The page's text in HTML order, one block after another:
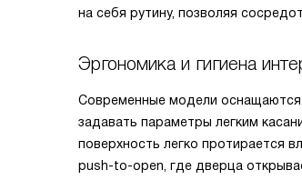
на себя рутину, позволяя
Эргономика и гигиена
Современные модели оснащаются
задавать параметры легким
поверхность легко протирается
push-to-open, где дверца